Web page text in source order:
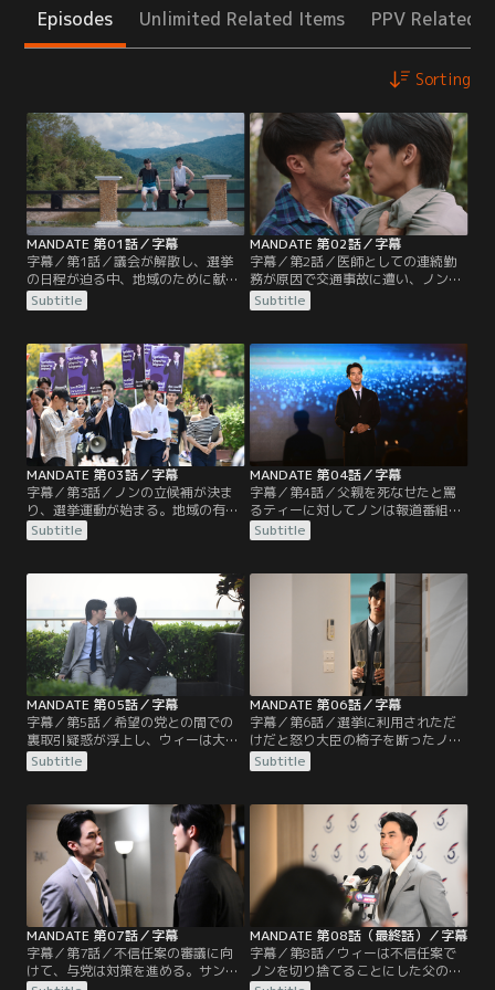
Episodes Unlimited Related Items PPV Related
Sorting
MANDATE 第01話／字幕
字幕／第1話／議会が解散し、選挙
の日程が迫る中、地域のために献身
的に働く医師として人々から愛され
るノンを自分の党から出馬に誘うた
はサイアム進歩党の党首の末息子
だ。ノンを追いかけて食い下がるウ
ィーだが、ノンは“政治家は嫌い
だ”と首を縦に振ろうとしない。
Subtitle
MANDATE 第02話／字幕
字幕／第2話／医師としての連続勤
務が原因で交通事故に遭い、ノンの
妹は意識不明となってしまう。制度
を変える政治家になろうと、ノンは
は父親の所属する法の支配党からの
出馬を検討する。ノンの勧誘に自分
の職を賭けているウィーは、何とか
自分の党から出てもらおうと、裏工
作を行う。それを知ったノンは激怒
するが…
Subtitle
MANDATE 第03話／字幕
字幕／第3話／ノンの立候補が決ま
り、選挙運動が始まる。地域の有権
者に政策を訴えて回るノンに、ウィ
ーはぴたりと寄り添って気を配る。
その評判を落とそうと画策する。そ
の筆頭にいるのは、父を担当医だっ
たノンに殺されたと逆恨みするティ
ーだ。そして、最大の支援者の一人
である学校校長にスキャンダルが持
ち上がる。
Subtitle
MANDATE 第04話／字幕
字幕／第4話／父親を死なせたと罵
るティーに対してノンは報道番組で
反論し、世論はノンに味方する。し
かしライバルの希望の党が有名歌手
持率が急上昇し、ノンの陣営はより
インパクトのある方法で政策を訴え
る必要に迫られる。ノンは政治は娯
楽ではないことを強調したいと、と
ある方法を用いる。
Subtitle
MANDATE 第05話／字幕
字幕／第5話／希望の党との間での
裏取引疑惑が浮上し、ウィーは大学
の同窓生たちの集まりだったと弁明
し、事なきを得る。隠し事をされ不
達であると明言する。連立政権につ
いての討論会で態度を明確にしない
父親を巡り、ウィーが義兄から殴ら
れるのを目撃したノンは、動揺した
ウィーを慰める。そして、選挙の日
がやってくる。
Subtitle
MANDATE 第06話／字幕
字幕／第6話／選挙に利用されただ
けだと怒り大臣の椅子を断ったノン
は故郷へ帰る。ウィーの真摯な説得
で復帰したものの、政策は理想通り
経ち、野党による不信任案が準備さ
れ、ウィーは父親からある課題を託
される。そんな中、ノンはウィー
に“推しカップル”以上の関係になら
ないかと持ちかける。
Subtitle
MANDATE 第07話／字幕
字幕／第7話／不信任案の審議に向
けて、与党は対策を進める。サンの
MANDATE 第08話（最終話）／字幕
字幕／第8話／ウィーは不信任案で
ノンを切り捨てることにした父の説